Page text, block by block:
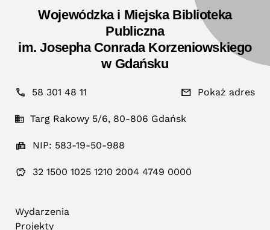
Wojewódzka i Miejska Biblioteka
Publiczna
im. Josepha Conrada Korzeniowskiego
w Gdańsku
58 301 48 11 Pokaż adres
Targ Rakowy 5/6, 80-806 Gdańsk
NIP: 583-19-50-988
32 1500 1025 1210 2004 4749 0000
Wydarzenia
Projekty